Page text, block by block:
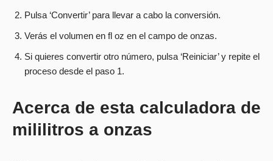
Pulsa ‘Convertir’ para llevar a cabo la conversión.
Verás el volumen en fl oz en el campo de onzas.
Si quieres convertir otro número, pulsa ‘Reiniciar’ y repite el
proceso desde el paso 1.
Acerca de esta calculadora de
mililitros a onzas